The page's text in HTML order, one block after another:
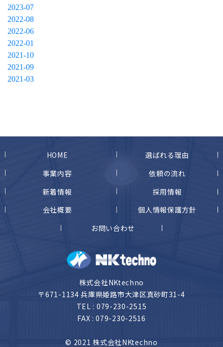
2023-07
2022-08
2022-06
2022-01
2021-10
2021-09
2021-03
HOME
選ばれる理由
事業内容
依頼の流れ
新着情報
採用情報
会社概要
個人情報保護方針
お問い合わせ
株式会社NKtechno
〒671-1134 兵庫県姫路市大津区真砂町31-4
TEL : 079-230-2515
FAX : 079-230-2516
© 2021 株式会社NKtechno